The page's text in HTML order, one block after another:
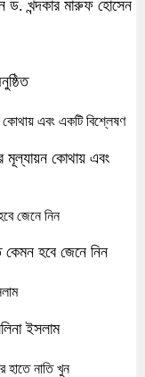
ড. খন্দকার মারুফ হোসেন
মূল্যায়ন কোথায় এবং
কেমন হবে জেনে নিন
ইসলাম